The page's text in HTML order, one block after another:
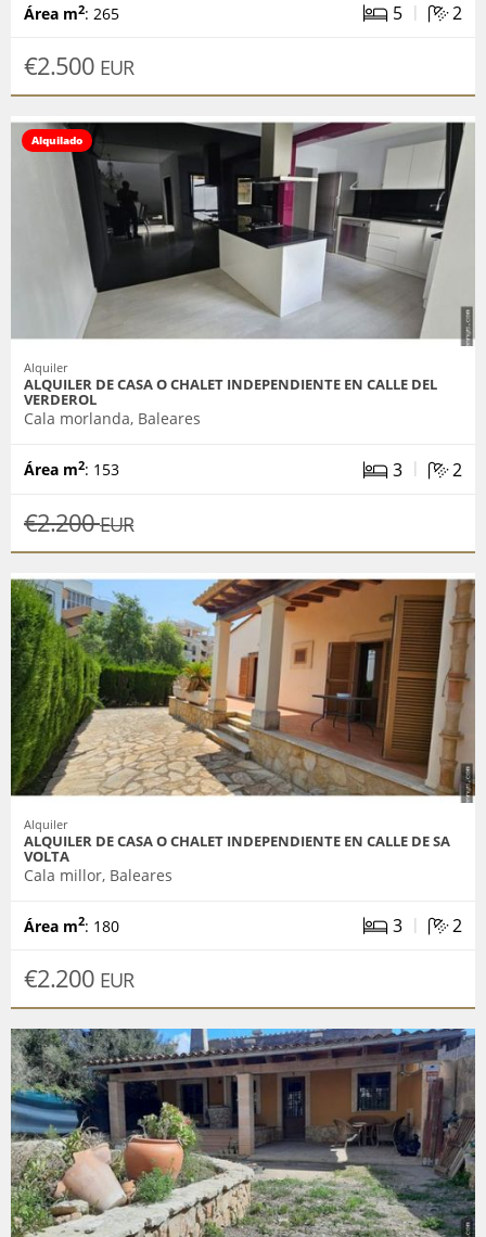
Área m2: 265 5 | 2
€2.500 EUR
Alquilado
Alquiler
ALQUILER DE CASA O CHALET INDEPENDIENTE EN CALLE DEL
VERDEROL
Cala morlanda, Baleares
Área m2: 153 3 | 2
€2.200EUR
Alquiler
ALQUILER DE CASA O CHALET INDEPENDIENTE EN CALLE DE SA
VOLTA
Cala millor, Baleares
Área m2: 180 3 | 2
€2.200 EUR